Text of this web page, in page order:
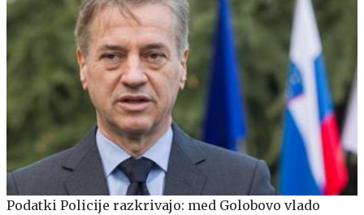
Podatki Policije razkrivajo: med Golobovo vlado